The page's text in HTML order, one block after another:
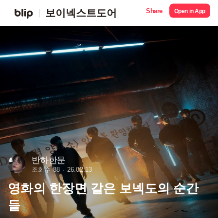
보이넥스트도어 Share Open in App
반하한문
조회수 88 26.02.13
영화의 한장면 같은 보넥도의 순간
들